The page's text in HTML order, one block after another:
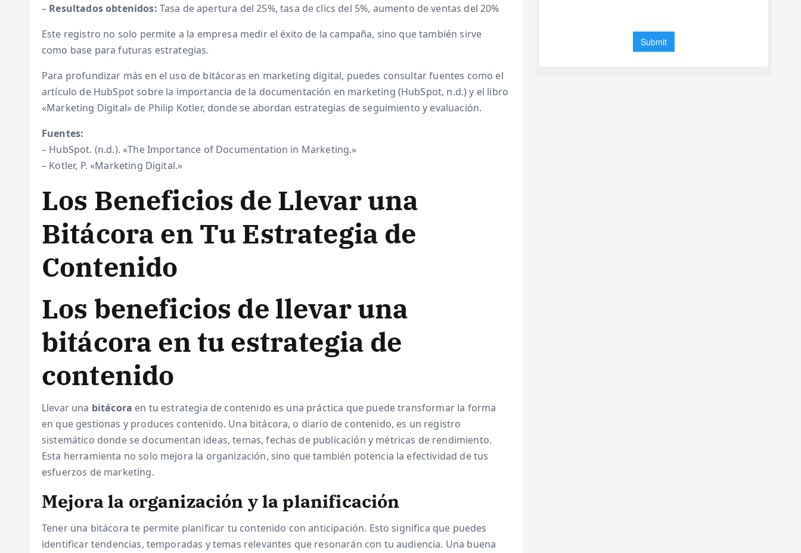
– Resultados obtenidos: Tasa de apertura del 25%, tasa de clics del 5%, aumento de ventas del 20%
Este registro no solo permite a la empresa medir el éxito de la campaña, sino que también sirve
como base para futuras estrategias.
Para profundizar más en el uso de bitácoras en marketing digital, puedes consultar fuentes como el
artículo de HubSpot sobre la importancia de la documentación en marketing (HubSpot, n.d.) y el libro
«Marketing Digital» de Philip Kotler, donde se abordan estrategias de seguimiento y evaluación.
Fuentes:
– HubSpot. (n.d.). «The Importance of Documentation in Marketing.»
– Kotler, P. «Marketing Digital.»
Los Beneficios de Llevar una
Bitácora en Tu Estrategia de
Contenido
Los beneficios de llevar una
bitácora en tu estrategia de
contenido
Llevar una bitácora en tu estrategia de contenido es una práctica que puede transformar la forma
en que gestionas y produces contenido. Una bitácora, o diario de contenido, es un registro
sistemático donde se documentan ideas, temas, fechas de publicación y métricas de rendimiento.
Esta herramienta no solo mejora la organización, sino que también potencia la efectividad de tus
esfuerzos de marketing.
Mejora la organización y la planificación
Tener una bitácora te permite planificar tu contenido con anticipación. Esto significa que puedes
identificar tendencias, temporadas y temas relevantes que resonarán con tu audiencia. Una buena